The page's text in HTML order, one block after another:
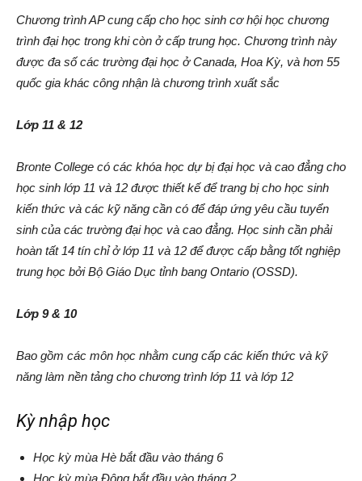
Chương trình AP cung cấp cho học sinh cơ hội học chương
trình đại học trong khi còn ở cấp trung học. Chương trình này
được đa số các trường đại học ở Canada, Hoa Kỳ, và hơn 55
quốc gia khác công nhận là chương trình xuất sắc
Lớp 11 & 12
Bronte College có các khóa học dự bị đại học và cao đẳng cho
học sinh lớp 11 và 12 được thiết kế để trang bị cho học sinh
kiến thức và các kỹ năng cần có để đáp ứng yêu cầu tuyển
sinh của các trường đại học và cao đẳng. Học sinh cần phải
hoàn tất 14 tín chỉ ở lớp 11 và 12 để được cấp bằng tốt nghiệp
trung học bởi Bộ Giáo Dục tỉnh bang Ontario (OSSD).
Lớp 9 & 10
Bao gồm các môn học nhằm cung cấp các kiến thức và kỹ
năng làm nền tảng cho chương trình lớp 11 và lớp 12
Kỳ nhập học
Học kỳ mùa Hè bắt đầu vào tháng 6